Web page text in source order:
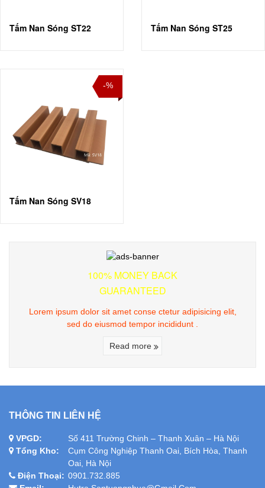
Tấm Nan Sóng ST22 Tấm Nan Sóng ST25
-%
Tấm Nan Sóng SV18
100% MONEY BACK
GUARANTEED
Lorem ipsum dolor sit amet conse ctetur adipisicing elit,
sed do eiusmod tempor incididunt .
Read more
THÔNG TIN LIÊN HỆ
VPGD:
Số 411 Trường Chinh – Thanh Xuân – Hà Nội
Tổng Kho:
Cụm Công Nghiệp Thanh Oai, Bích Hòa, Thanh
Oai, Hà Nội
Điện Thoại: 0901.732.885